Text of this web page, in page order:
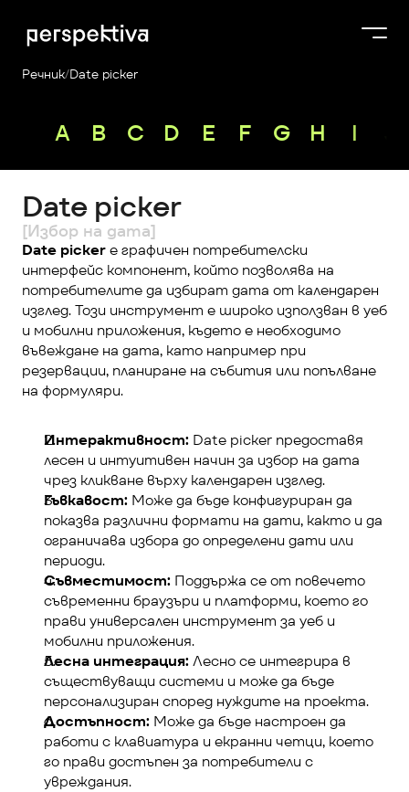
Продукти
За нас
Perspektiva Plus
Речник/Date picker
A B C D E F G H I
Date picker
[Избор на дата]
Date picker е графичен потребителски
интерфейс компонент, който позволява на
потребителите да избират дата от календарен
изглед. Този инструмент е широко използван в уеб
и мобилни приложения, където е необходимо
въвеждане на дата, като например при
резервации, планиране на събития или попълване
на формуляри.
Интерактивност: Date picker предоставя
лесен и интуитивен начин за избор на дата
чрез кликване върху календарен изглед.
Гъвкавост: Може да бъде конфигуриран да
показва различни формати на дати, както и да
ограничава избора до определени дати или
периоди.
Съвместимост: Поддържа се от повечето
съвременни браузъри и платформи, което го
прави универсален инструмент за уеб и
мобилни приложения.
Лесна интеграция: Лесно се интегрира в
съществуващи системи и може да бъде
персонализиран според нуждите на проекта.
Достъпност: Може да бъде настроен да
работи с клавиатура и екранни четци, което
го прави достъпен за потребители с
увреждания.